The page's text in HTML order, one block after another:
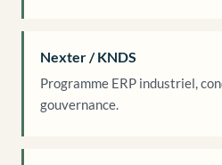
Nexter / KNDS
Programme ERP industriel,
gouvernance.